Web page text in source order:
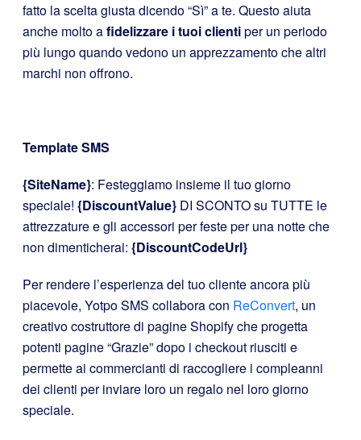
fatto la scelta giusta dicendo “Sì” a te. Questo aiuta
anche molto afidelizzare i tuoi clientiper un periodo
più lungo quando vedono un apprezzamento che altri
marchi non offrono.
Template SMS
{SiteName}: Festeggiamo insieme il tuo giorno
speciale! {DiscountValue} DI SCONTO su TUTTE le
attrezzature e gli accessori per feste per una notte che
non dimenticherai: {DiscountCodeUrl}
Per rendere l’esperienza del tuo cliente ancora più
piacevole, Yotpo SMS collabora con ReConvert, un
creativo costruttore di pagine Shopify che progetta
potenti pagine “Grazie” dopo i checkout riusciti e
permette ai commercianti di raccogliere i compleanni
dei clienti per inviare loro un regalo nel loro giorno
speciale.